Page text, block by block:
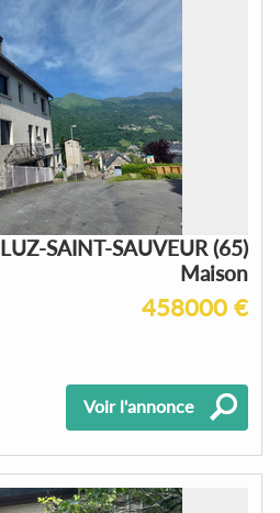
LUZ-SAINT-SAUVEUR (65)
Maison
458000 €
Voir l'annonce